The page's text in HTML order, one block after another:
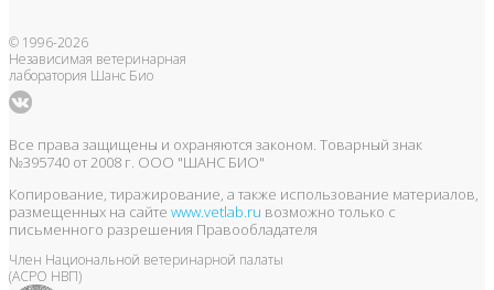
© 1996-2026
Независимая ветеринарная
лаборатория Шанс Био
Все права защищены и охраняются законом. Товарный знак
№395740 от 2008 г. ООО "ШАНС БИО"
Копирование, тиражирование, а также использование материалов,
размещенных на сайте www.vetlab.ru возможно только с
письменного разрешения Правообладателя
Член Национальной ветеринарной палаты
(АСРО НВП)